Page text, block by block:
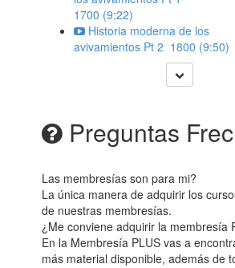
1700 (9:22)
Historia moderna de los
avivamientos Pt 2 1800 (9:50)
Preguntas
Las membresías son para mi?
La única manera de adquirir los
de nuestras membresías.
¿Me conviene adquirir la membresía
En la Membresía PLUS vas a
más material disponible, además de